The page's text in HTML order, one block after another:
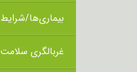
بیماری‌ها/شرایط
غربالگری سلامت